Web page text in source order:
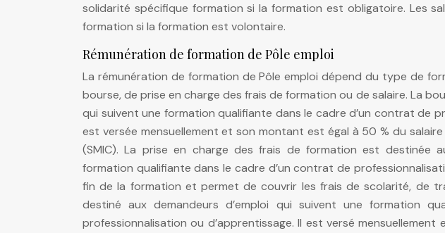
solidarité spécifique formation si la formation est obligatoire. Les
formation si la formation est volontaire.
Rémunération de formation de Pôle emploi
La rémunération de formation de Pôle emploi dépend du type de
bourse, de prise en charge des frais de formation ou de salaire. La
qui suivent une formation qualifiante dans le cadre d’un contrat de
est versée mensuellement et son montant est égal à 50 % du
(SMIC). La prise en charge des frais de formation est destinée
formation qualifiante dans le cadre d’un contrat de
fin de la formation et permet de couvrir les frais de scolarité, de
destiné aux demandeurs d’emploi qui suivent une formation
professionnalisation ou d’apprentissage. Il est versé